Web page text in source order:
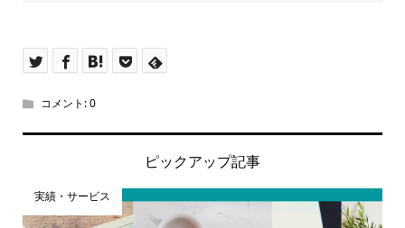
コメント:0
ピックアップ記事
実績・サービス